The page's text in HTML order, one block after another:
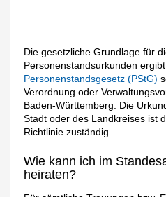
Die gesetzliche Grundlage für
Personenstandsurkunden
Personenstandsgesetz (PStG)
Verordnung oder
Baden-Württemberg. Die
Stadt oder des Landkreises ist
Richtlinie zuständig.
Wie kann ich im
heiraten?